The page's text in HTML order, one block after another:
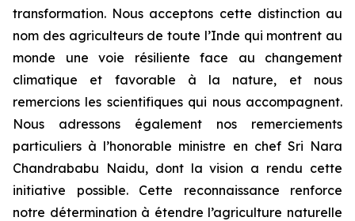
transformation. Nous acceptons cette distinction au
nom des agriculteurs de toute l’Inde qui montrent au
monde une voie résiliente face au changement
climatique et favorable à la nature, et nous
remercions les scientifiques qui nous accompagnent.
Nous adressons également nos remerciements
particuliers à l’honorable ministre en chef Sri Nara
Chandrababu Naidu, dont la vision a rendu cette
initiative possible. Cette reconnaissance renforce
notre détermination à étendre l’agriculture naturelle